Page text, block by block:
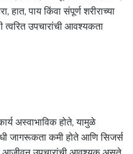
पाय किंवा संपूर्ण शरीराच्या
त्वरित उपचारांची आवश्यकता
अस्वाभाविक होते, यामुळे
जागरूकता कमी होते आणि सिजर्स